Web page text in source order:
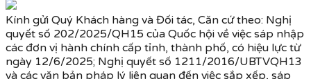
Kính gửi Quý Khách hàng và Đối tác, Căn cứ theo: Nghị
quyết số 202/2025/QH15 của Quốc hội về việc sáp nhập
các đơn vị hành chính cấp tỉnh, thành phố, có hiệu lực từ
ngày 12/6/2025; Nghị quyết số 1211/2016/UBTVQH13
và các văn bản pháp lý liên quan đến việc sắp xếp, sáp